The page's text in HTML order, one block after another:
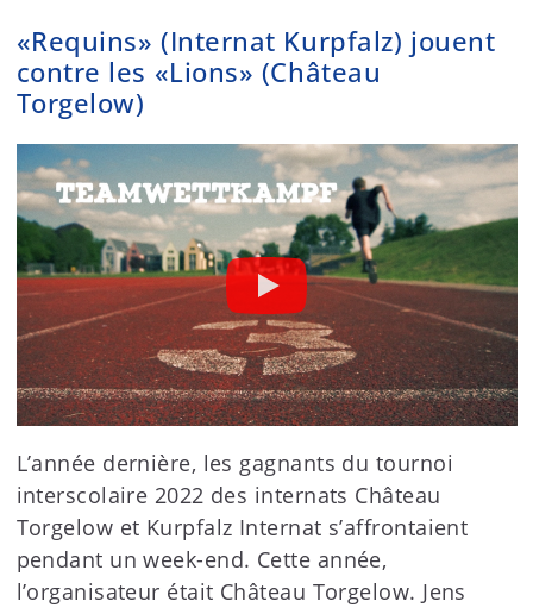
«Requins» (Internat Kurpfalz) jouent
contre les «Lions» (Château
Torgelow)
L’année dernière, les gagnants du tournoi
interscolaire 2022 des internats Château
Torgelow et Kurpfalz Internat s’affrontaient
pendant un week-end. Cette année,
l’organisateur était Château Torgelow. Jens